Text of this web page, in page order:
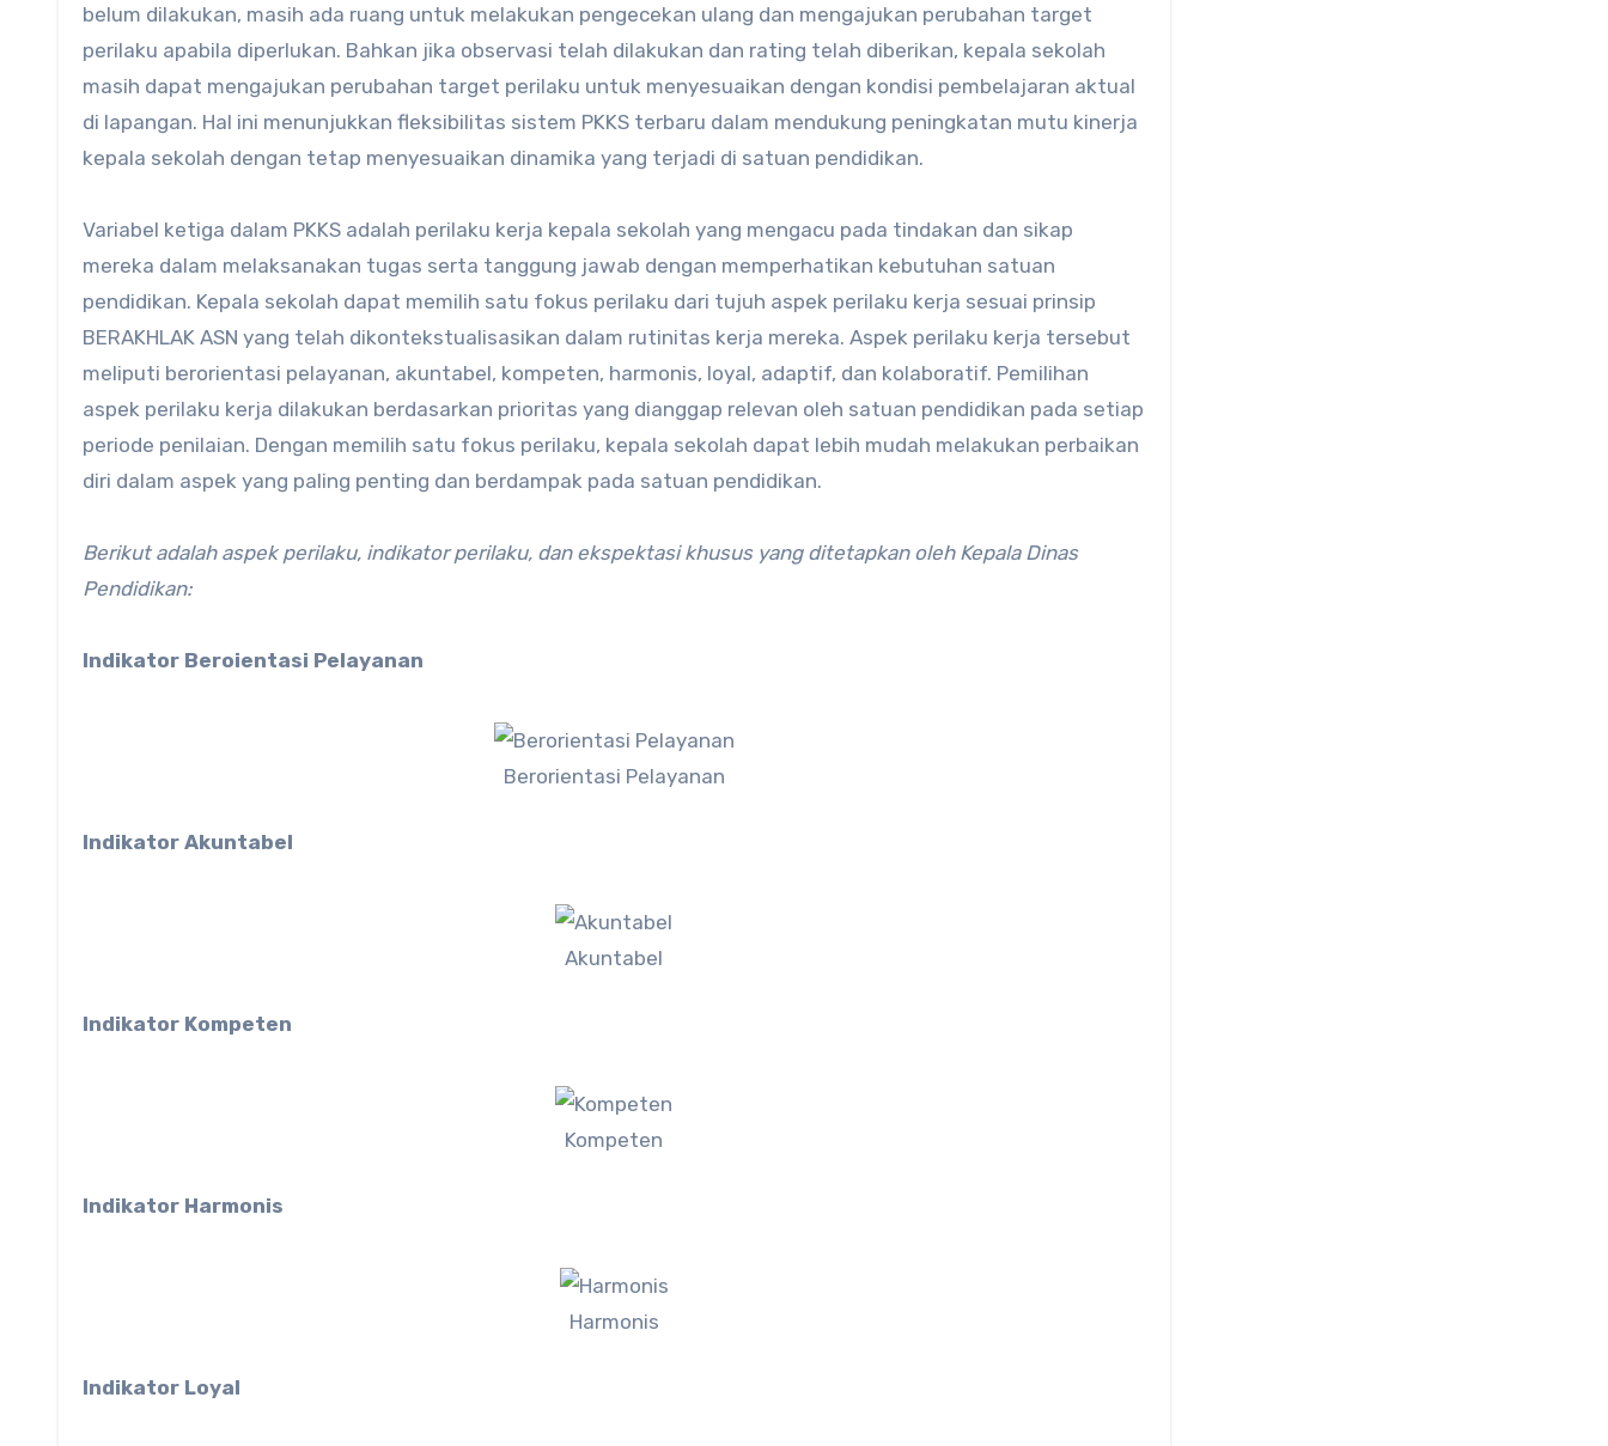
belum dilakukan, masih ada ruang untuk melakukan pengecekan ulang dan mengajukan perubahan target
perilaku apabila diperlukan. Bahkan jika observasi telah dilakukan dan rating telah diberikan, kepala sekolah
masih dapat mengajukan perubahan target perilaku untuk menyesuaikan dengan kondisi pembelajaran aktual
di lapangan. Hal ini menunjukkan fleksibilitas sistem PKKS terbaru dalam mendukung peningkatan mutu kinerja
kepala sekolah dengan tetap menyesuaikan dinamika yang terjadi di satuan pendidikan.
Variabel ketiga dalam PKKS adalah perilaku kerja kepala sekolah yang mengacu pada tindakan dan sikap
mereka dalam melaksanakan tugas serta tanggung jawab dengan memperhatikan kebutuhan satuan
pendidikan. Kepala sekolah dapat memilih satu fokus perilaku dari tujuh aspek perilaku kerja sesuai prinsip
BERAKHLAK ASN yang telah dikontekstualisasikan dalam rutinitas kerja mereka. Aspek perilaku kerja tersebut
meliputi berorientasi pelayanan, akuntabel, kompeten, harmonis, loyal, adaptif, dan kolaboratif. Pemilihan
aspek perilaku kerja dilakukan berdasarkan prioritas yang dianggap relevan oleh satuan pendidikan pada setiap
periode penilaian. Dengan memilih satu fokus perilaku, kepala sekolah dapat lebih mudah melakukan perbaikan
diri dalam aspek yang paling penting dan berdampak pada satuan pendidikan.
Berikut adalah aspek perilaku, indikator perilaku, dan ekspektasi khusus yang ditetapkan oleh Kepala Dinas
Pendidikan:
Indikator Beroientasi Pelayanan
Berorientasi Pelayanan
Indikator Akuntabel
Akuntabel
Indikator Kompeten
Kompeten
Indikator Harmonis
Harmonis
Indikator Loyal